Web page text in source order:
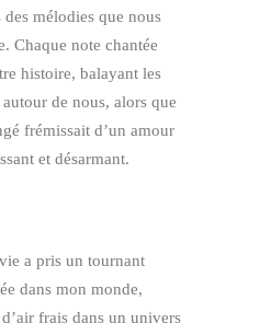
des mélodies que nous
Chaque note chantée
histoire, balayant les
de nous, alors que
frémissait d’un amour
et désarmant.
a pris un tournant
dans mon monde,
frais dans un univers